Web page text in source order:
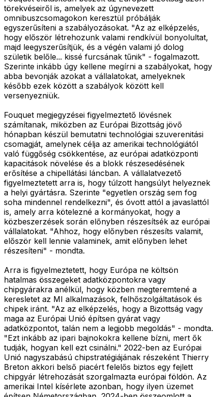
törekvéseiről is, amelyek az úgynevezett
omnibuszcsomagokon keresztül próbálják
egyszerűsíteni a szabályozásokat. "Az az elképzelés,
hogy először létrehozunk valami rendkívül bonyolultat,
majd leegyszerűsítjük, és a végén valami jó dolog
születik belőle... kissé furcsának tűnik" - fogalmazott.
Szerinte inkább úgy kellene megírni a szabályokat, hogy
abba bevonják azokat a vállalatokat, amelyeknek
később ezek között a szabályok között kell
versenyezniük.
Fouquet megjegyzései figyelmeztető lövésnek
számítanak, miközben az Európai Bizottság jövő
hónapban készül bemutatni technológiai szuverenitási
csomagját, amelynek célja az amerikai technológiától
való függőség csökkentése, az európai adatközponti
kapacitások növelése és a blokk részesedésének
erősítése a chipellátási láncban. A vállalatvezető
figyelmeztetett arra is, hogy túlzott hangsúlyt helyeznek
a helyi gyártásra. Szerinte "egyetlen ország sem fog
soha mindennel rendelkezni", és óvott attól a javaslattól
is, amely arra kötelezné a kormányokat, hogy a
közbeszerzések során előnyben részesítsék az európai
vállalatokat. "Ahhoz, hogy előnyben részesíts valamit,
először kell lennie valaminek, amit előnyben lehet
részesíteni" - mondta.
Arra is figyelmeztetett, hogy Európa ne költsön
hatalmas összegeket adatközpontokra vagy
chipgyárakra anélkül, hogy közben megteremtené a
keresletet az MI alkalmazások, felhőszolgáltatások és
chipek iránt. "Az az elképzelés, hogy a Bizottság vagy
maga az Európai Unió építsen gyárat vagy
adatközpontot, talán nem a legjobb megoldás" - mondta.
"Ezt inkább az ipari bajnokokra kellene bízni, mert ők
tudják, hogyan kell ezt csinálni." 2022-ben az Európai
Unió nagyszabású chipstratégiájának részeként Thierry
Breton akkori belső piacért felelős biztos egy fejlett
chipgyár létrehozását szorgalmazta európai földön. Az
amerikai Intel kísérlete azonban, hogy ilyen üzemet